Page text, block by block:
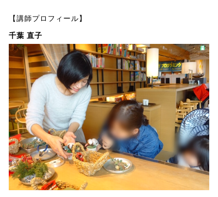
【講師プロフィール】
千葉 直子